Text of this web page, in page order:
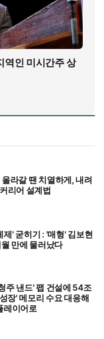
역인 미시간주 상
라갈 땐 치열하게, 내려
리어 설계법
' 굳히기 : '매형' 김보현
만에 물러났다
주 낸드' 팹 건설에 54조
장' 메모리 수요 대응해
레이어로